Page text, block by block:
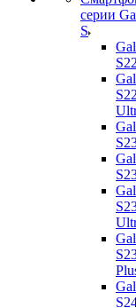
серии
S
S22
S22